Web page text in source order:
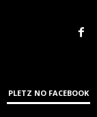
PLETZ NO FACEBOOK